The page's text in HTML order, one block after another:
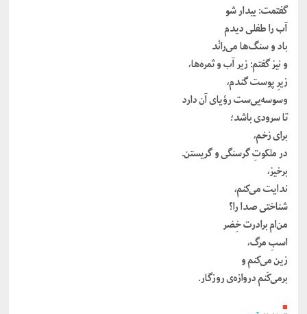
گفتمت: بیدار شو
آب را طفلی دیدم
باد و سنگ‌ها می‌رانْد
و نیز گفتم: زیر آب و ثمره‌ها،
زیرِ پوست گندم،
وسوسه‌یی‌ست رؤیای آن دارد
تا سرودی باشد؛
برای زخم،
در ملکوتِ گرسنگی و گریستن.
برخیز،
ندایت می‌کنم،
شناختی صدا را؟
من‌ام برادرت خِضر
اسبِ مرگ،
زین می‌کنم و
برمی‌کَنم دروازه‌ی روزگار.
■